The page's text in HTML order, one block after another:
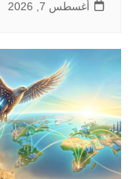
أغسطس 7, 2026